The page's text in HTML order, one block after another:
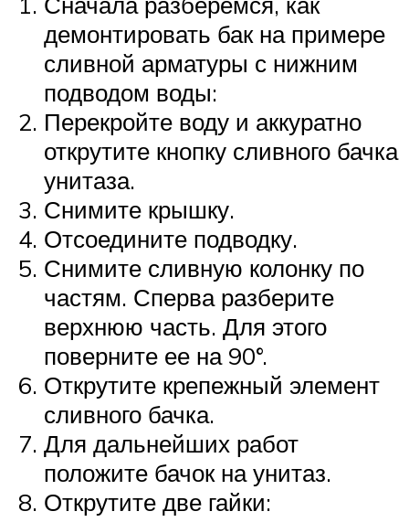
демонтировать бак на примере
сливной арматуры с нижним
подводом воды:
Перекройте воду и аккуратно
открутите кнопку сливного бачка
унитаза.
Снимите крышку.
Отсоедините подводку.
Снимите сливную колонку по
частям. Сперва разберите
верхнюю часть. Для этого
поверните ее на 90°.
Открутите крепежный элемент
сливного бачка.
Для дальнейших работ
положите бачок на унитаз.
Открутите две гайки: